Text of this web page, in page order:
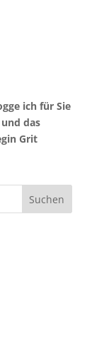
ich für Sie
das
Grit